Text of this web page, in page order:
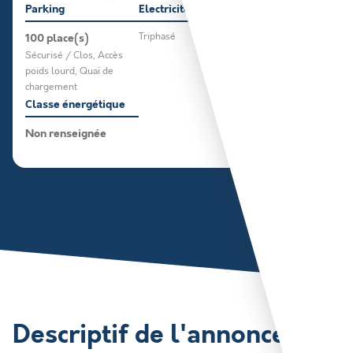
Parking
100 place(s)
Sécurisé / Clos, Accès
poids lourd, Quai de
chargement
Electricité
Triphasé
Classe énergétique
Non renseignée
Descriptif de l'annonce